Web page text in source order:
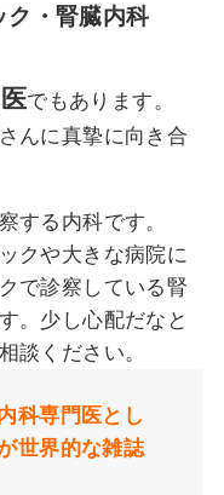
ク・腎臓内科
でもあります。
んに真摯に向き合
する内科です。
クや大きな病院に
で診察している腎
。少し心配だなと
談ください。
科専門医とし
世界的な雑誌